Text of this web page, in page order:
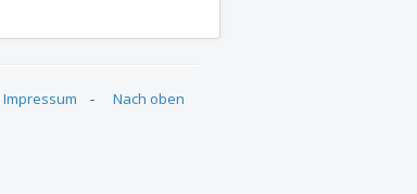
Nach oben
Impressum -